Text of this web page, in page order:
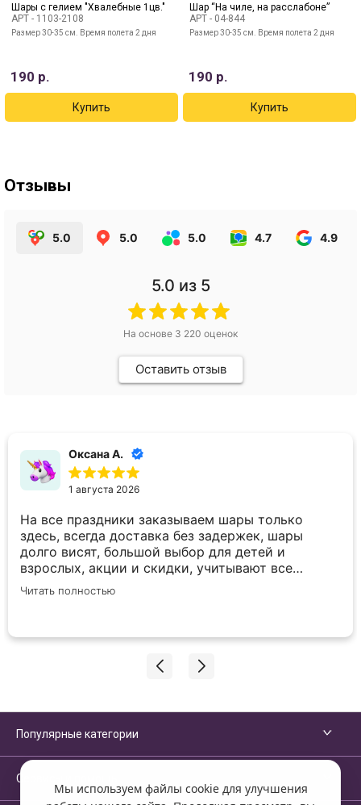
Мы используем файлы cookie для улучшения
Шары с гелием "Хвалебные 1цв."
АРТ - 1103-2108
Размер 30-35 см. Время полета 2 дня
190 р.
Шар “На чиле, на расслабоне”
АРТ - 04-844
Размер 30-35 см. Время полета 2 дня
190 р.
Отзывы
5.0 5.0 5.0 4.7 4.9
5.0 из 5
На основе 3 220 оценок
Оставить отзыв
Оксана А.
1 августа 2026
На все праздники заказываем шары только
здесь, всегда доставка без задержек, шары
долго висят, большой выбор для детей и
взрослых, акции и скидки, учитывают все
пожелания по внесению корректировок в заказ.
Спасибо вам большое!
Читать полностью
Популярные категории
Сервисы и помощь